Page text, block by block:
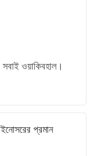
ওয়াকিবহাল।
প্রমান